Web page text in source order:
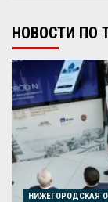
НОВОСТИ ПО
НИЖЕГОРОДСКАЯ